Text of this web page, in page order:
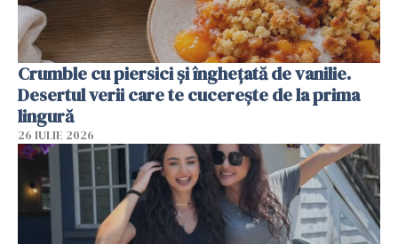
Crumble cu piersici și înghețată de vanilie.
Desertul verii care te cucerește de la prima
lingură
26 IULIE 2026